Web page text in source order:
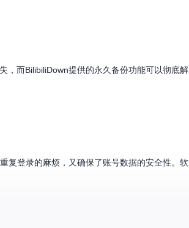
，而BilibiliDown提供的永久备份功能可以彻底解
复登录的麻烦，又确保了账号数据的安全性。软